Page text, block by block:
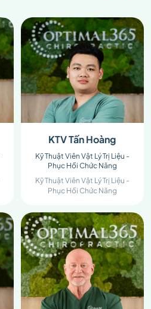
KTV Tấn Hoàng
Kỹ Thuật Viên Vật Lý Trị Liệu -
Phục Hồi Chức Năng
Kỹ Thuật Viên Vật Lý Trị Liệu -
Phục Hồi Chức Năng